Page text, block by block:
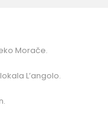
Morače.
L’angolo.